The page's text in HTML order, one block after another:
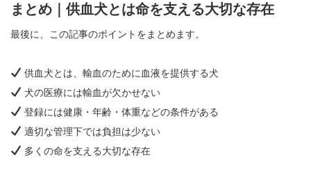
まとめ｜供血犬とは命を支える大切な存在
最後に、この記事のポイントをまとめます。
供血犬とは、輸血のために血液を提供する犬
犬の医療には輸血が欠かせない
登録には健康・年齢・体重などの条件がある
適切な管理下では負担は少ない
多くの命を支える大切な存在